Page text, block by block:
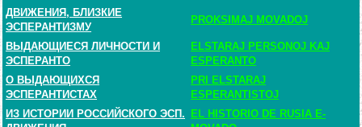
ДВИЖЕНИЯ, БЛИЗКИЕ
ЭСПЕРАНТИЗМУ
PROKSIMAJ MOVADOJ
ВЫДАЮЩИЕСЯ ЛИЧНОСТИ И
ЭСПЕРАНТО
ELSTARAJ PERSONOJ KAJ
ESPERANTO
О ВЫДАЮЩИХСЯ
ЭСПЕРАНТИСТАХ
PRI ELSTARAJ
ESPERANTISTOJ
ИЗ ИСТОРИИ РОССИЙСКОГО ЭСП.
EL HISTORIO DE RUSIA E-